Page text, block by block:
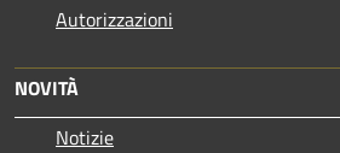
Autorizzazioni
NOVITÀ
Notizie